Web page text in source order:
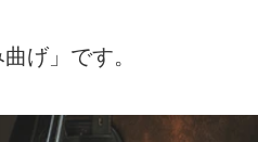
げ」です。